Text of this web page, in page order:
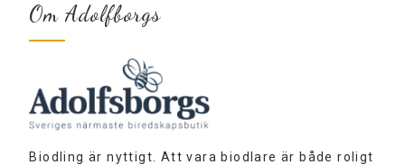
Om Adolfborgs
Biodling är nyttigt. Att vara biodlare är både roligt